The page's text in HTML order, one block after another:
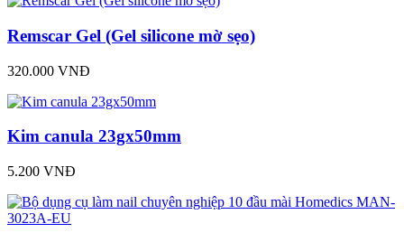
Remscar Gel (Gel silicone mờ sẹo)
320.000 VNĐ
Kim canula 23gx50mm
5.200 VNĐ